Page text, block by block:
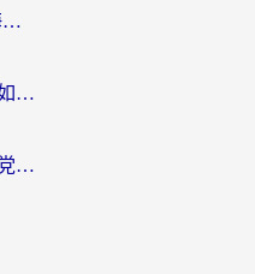
Quickback和小黑牛哪个好？海外党亲测指南，选对回国加速器秒回国内
迅游和银河好用吗？海外用户如何选择回国加速器实现无缝访问国内资源
穿梭和奇游手游好用吗？海外党亲测3款回国加速器，附蜜蜂加速器七天试用攻略